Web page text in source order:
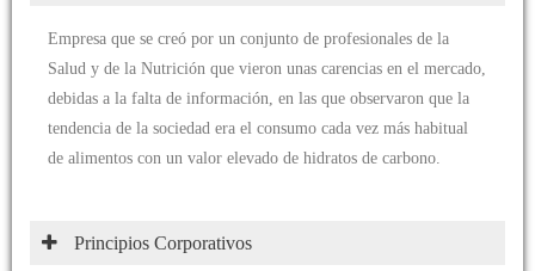
Empresa que se creó por un conjunto de profesionales de la
Salud y de la Nutrición que vieron unas carencias en el mercado,
debidas a la falta de información, en las que observaron que la
tendencia de la sociedad era el consumo cada vez más habitual
de alimentos con un valor elevado de hidratos de carbono.
Principios Corporativos